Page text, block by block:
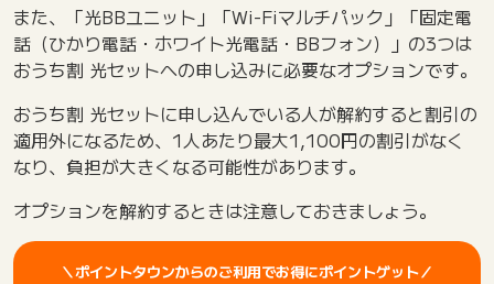
また、「光BBユニット」「Wi-Fiマルチパック」「固定電
話（ひかり電話・ホワイト光電話・BBフォン）」の3つは
おうち割 光セットへの申し込みに必要なオプションです。
おうち割 光セットに申し込んでいる人が解約すると割引の
適用外になるため、1人あたり最大1,100円の割引がなく
なり、負担が大きくなる可能性があります。
オプションを解約するときは注意しておきましょう。
＼ポイントタウンからのご利用でお得にポイントゲット／